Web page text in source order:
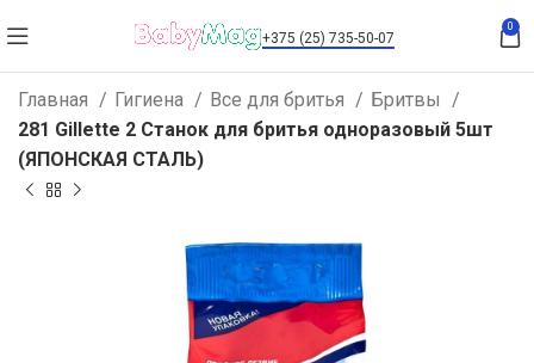
+375 (25) 735-50-07
0
Главная Гигиена Все для бритья
Бритвы
281 Gillette 2 Станок для бритья одноразовый 5шт
(ЯПОНСКАЯ СТАЛЬ)